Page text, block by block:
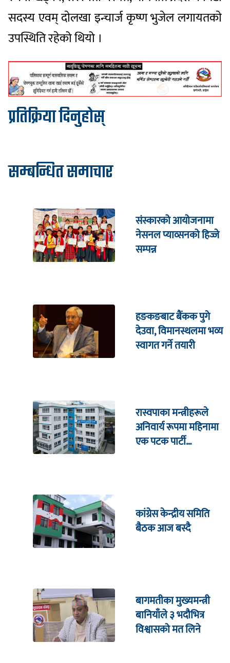
सदस्य एवम् दाेलखा इन्चार्ज कृष्ण भुजेल लगायतकाे
उपस्थिति रहेको थियो ।
प्रतिक्रिया दिनुहोस्
सम्बन्धित समाचार
संस्कारको आयोजनामा
नेसनल प्याव्सनको हिज्जे
सम्पन्न
हङकङबाट बैंकक पुगे
देउवा, विमानस्थलमा भव्य
स्वागत गर्ने तयारी
रास्वपाका मन्त्रीहरूले
अनिवार्य रूपमा महिनामा
एक पटक पार्टी
कांग्रेस केन्द्रीय समिति
बैठक आज बस्दै
बागमतीका मुख्यमन्त्री
बानियाँले ३ भदौभित्र
विश्वासको मत लिने